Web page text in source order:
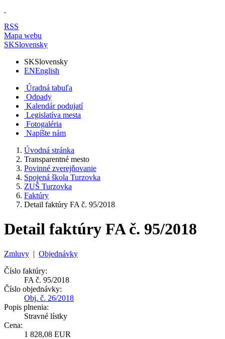
RSS
Mapa webu
SKSlovensky
SKSlovensky
ENEnglish
Úradná tabuľa
Odpady
Kalendár podujatí
Legislatíva mesta
Fotogaléria
Napíšte nám
Úvodná stránka
Transparentné mesto
Povinné zverejňovanie
Spojená škola Turzovka
ZUŠ Turzovka
Faktúry
Detail faktúry FA č. 95/2018
Detail faktúry FA č. 95/2018
Zmluvy | Objednávky
Číslo faktúry:
FA č. 95/2018
Číslo objednávky:
Obj. č. 26/2018
Popis plnenia:
Stravné lístky
Cena:
1 828,08 EUR